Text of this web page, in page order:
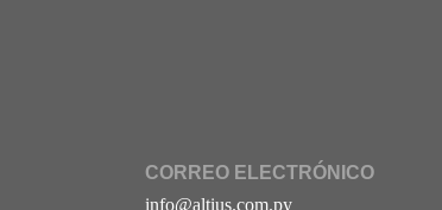
CORREO ELECTRÓNICO
info@altius.com.py